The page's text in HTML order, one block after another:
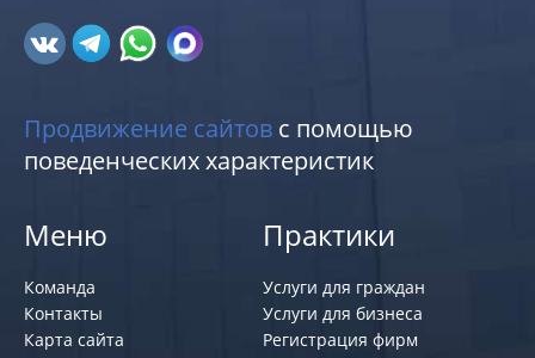
Продвижение сайтов с помощью
поведенческих характеристик
Меню
Команда
Контакты
Карта сайта
Практики
Услуги для граждан
Услуги для бизнеса
Регистрация фирм